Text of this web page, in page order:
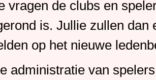
vragen de clubs en
is. Jullie zullen dan
op het nieuwe
administratie van